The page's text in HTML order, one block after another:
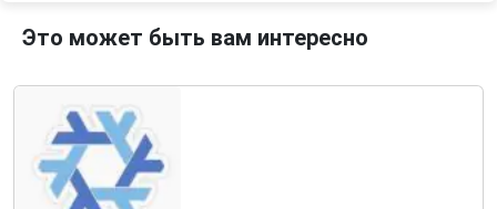
Это может быть вам интересно